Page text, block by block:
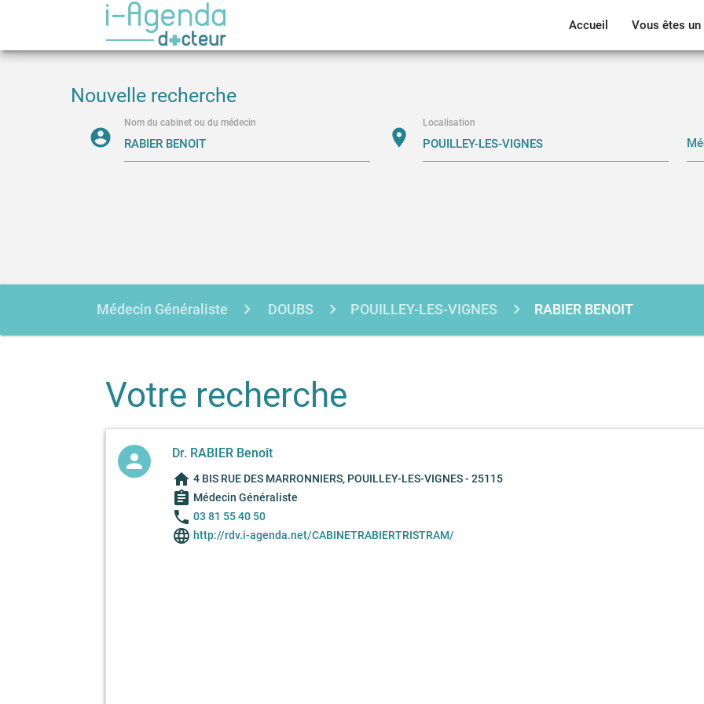
Accueil Vous êtes
Nouvelle recherche
account_circle
Nom du cabinet ou du médecin
location_on
Localisation
Médecin Généraliste DOUBS POUILLEY-LES-VIGNES RABIER BENOIT
Votre recherche
person Dr. RABIER Benoît
home 4 BIS RUE DES MARRONNIERS, POUILLEY-LES-VIGNES - 25115
assignment Médecin Généraliste
phone 03 81 55 40 50
language http://rdv.i-agenda.net/CABINETRABIERTRISTRAM/